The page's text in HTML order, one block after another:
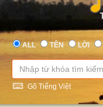
ALL TÊN LỜI
Gõ Tiếng Việt